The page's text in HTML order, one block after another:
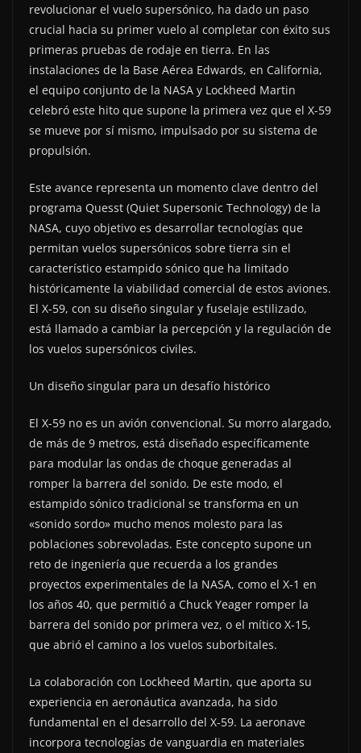
revolucionar el vuelo supersónico, ha dado un paso
crucial hacia su primer vuelo al completar con éxito sus
primeras pruebas de rodaje en tierra. En las
instalaciones de la Base Aérea Edwards, en California,
el equipo conjunto de la NASA y Lockheed Martin
celebró este hito que supone la primera vez que el X-59
se mueve por sí mismo, impulsado por su sistema de
propulsión.
Este avance representa un momento clave dentro del
programa Quesst (Quiet Supersonic Technology) de la
NASA, cuyo objetivo es desarrollar tecnologías que
permitan vuelos supersónicos sobre tierra sin el
característico estampido sónico que ha limitado
históricamente la viabilidad comercial de estos aviones.
El X-59, con su diseño singular y fuselaje estilizado,
está llamado a cambiar la percepción y la regulación de
los vuelos supersónicos civiles.
Un diseño singular para un desafío histórico
El X-59 no es un avión convencional. Su morro alargado,
de más de 9 metros, está diseñado específicamente
para modular las ondas de choque generadas al
romper la barrera del sonido. De este modo, el
estampido sónico tradicional se transforma en un
«sonido sordo» mucho menos molesto para las
poblaciones sobrevoladas. Este concepto supone un
reto de ingeniería que recuerda a los grandes
proyectos experimentales de la NASA, como el X-1 en
los años 40, que permitió a Chuck Yeager romper la
barrera del sonido por primera vez, o el mítico X-15,
que abrió el camino a los vuelos suborbitales.
La colaboración con Lockheed Martin, que aporta su
experiencia en aeronáutica avanzada, ha sido
fundamental en el desarrollo del X-59. La aeronave
incorpora tecnologías de vanguardia en materiales